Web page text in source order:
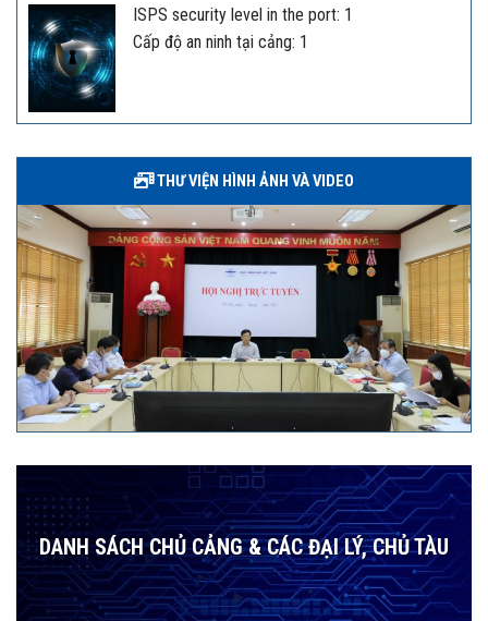
ISPS security level in the port: 1
Cấp độ an ninh tại cảng: 1
THƯ VIỆN HÌNH ẢNH VÀ VIDEO
DANH SÁCH CHỦ CẢNG & CÁC ĐẠI LÝ, CHỦ TÀU